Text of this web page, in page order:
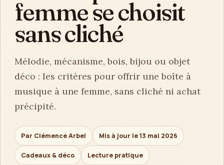
femme se choisit
sans cliché
Mélodie, mécanisme, bois, bijou ou objet
déco : les critères pour offrir une boîte à
musique à une femme, sans cliché ni achat
précipité.
Par Clémence Arbel Mis à jour le 13 mai 2026
Cadeaux & déco Lecture pratique